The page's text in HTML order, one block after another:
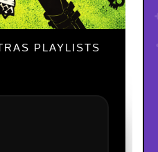
PLAYLISTS